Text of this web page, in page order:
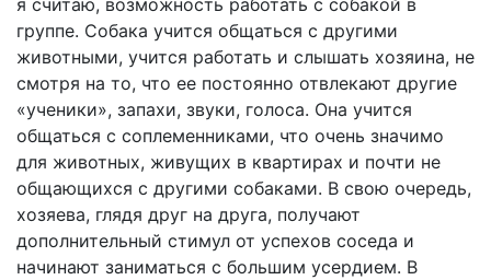
я считаю, возможность работать с собакой в
группе. Собака учится общаться с другими
животными, учится работать и слышать хозяина, не
смотря на то, что ее постоянно отвлекают другие
«ученики», запахи, звуки, голоса. Она учится
общаться с соплеменниками, что очень значимо
для животных, живущих в квартирах и почти не
общающихся с другими собаками. В свою очередь,
хозяева, глядя друг на друга, получают
дополнительный стимул от успехов соседа и
начинают заниматься с большим усердием. В